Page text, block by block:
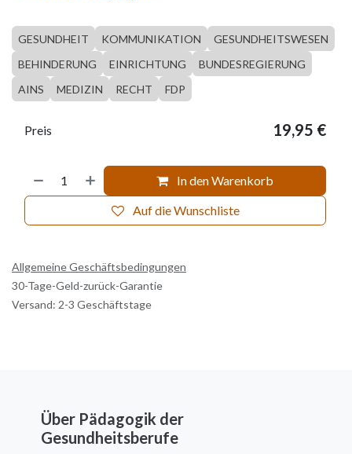
GESUNDHEIT KOMMUNIKATION
GESUNDHEITSWESEN
BEHINDERUNG
EINRICHTUNG
BUNDESREGIERUNG
AINS
MEDIZIN RECHT FDP
In den Warenkorb
Auf die Wunschliste
Preis 19,95 €
Allgemeine Geschäftsbedingungen
30-Tage-Geld-zurück-Garantie
Versand: 2-3 Geschäftstage
Über Pädagogik der
Gesundheitsberufe